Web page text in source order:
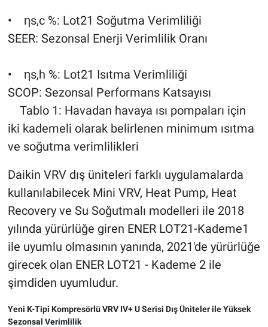
• ηs,c %: Lot21 Soğutma Verimliliği
SEER: Sezonsal Enerji Verimlilik Oranı
• ηs,h %: Lot21 Isıtma Verimliliği
SCOP: Sezonsal Performans Katsayısı
Tablo 1: Havadan havaya ısı pompaları için
iki kademeli olarak belirlenen minimum ısıtma
ve soğutma verimlilikleri
Daikin VRV dış üniteleri farklı uygulamalarda
kullanılabilecek Mini VRV, Heat Pump, Heat
Recovery ve Su Soğutmalı modelleri ile 2018
yılında yürürlüğe giren ENER LOT21-Kademe1
ile uyumlu olmasının yanında, 2021'de yürürlüğe
girecek olan ENER LOT21 - Kademe 2 ile
şimdiden uyumludur.
Yeni K-Tipi Kompresörlü VRV IV+ U Serisi Dış Üniteler ile Yüksek
Sezonsal Verimlilik